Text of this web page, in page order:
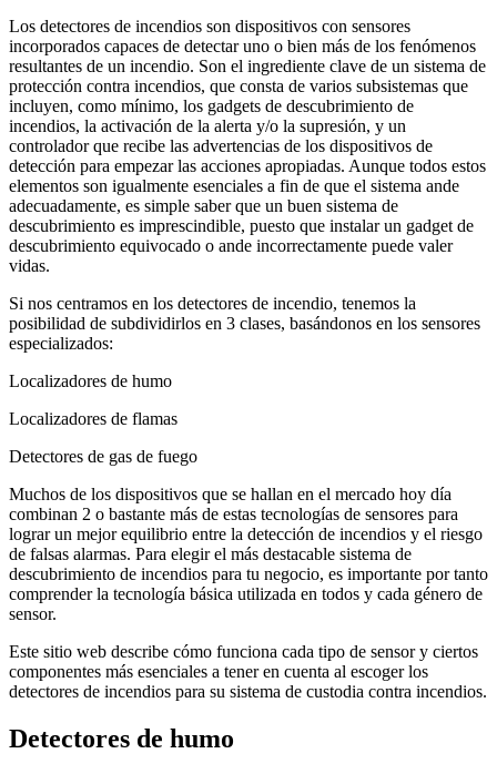
Los detectores de incendios son dispositivos con sensores
incorporados capaces de detectar uno o bien más de los fenómenos
resultantes de un incendio. Son el ingrediente clave de un sistema de
protección contra incendios, que consta de varios subsistemas que
incluyen, como mínimo, los gadgets de descubrimiento de
incendios, la activación de la alerta y/o la supresión, y un
controlador que recibe las advertencias de los dispositivos de
detección para empezar las acciones apropiadas. Aunque todos estos
elementos son igualmente esenciales a fin de que el sistema ande
adecuadamente, es simple saber que un buen sistema de
descubrimiento es imprescindible, puesto que instalar un gadget de
descubrimiento equivocado o ande incorrectamente puede valer
vidas.
Si nos centramos en los detectores de incendio, tenemos la
posibilidad de subdividirlos en 3 clases, basándonos en los sensores
especializados:
Localizadores de humo
Localizadores de flamas
Detectores de gas de fuego
Muchos de los dispositivos que se hallan en el mercado hoy día
combinan 2 o bastante más de estas tecnologías de sensores para
lograr un mejor equilibrio entre la detección de incendios y el riesgo
de falsas alarmas. Para elegir el más destacable sistema de
descubrimiento de incendios para tu negocio, es importante por tanto
comprender la tecnología básica utilizada en todos y cada género de
sensor.
Este sitio web describe cómo funciona cada tipo de sensor y ciertos
componentes más esenciales a tener en cuenta al escoger los
detectores de incendios para su sistema de custodia contra incendios.
Detectores de humo